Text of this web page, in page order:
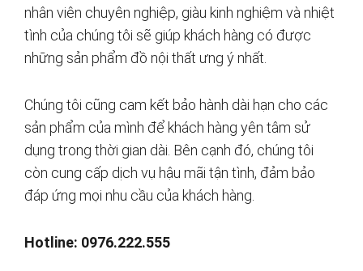
nhân viên chuyên nghiệp, giàu kinh nghiệm và nhiệt
tình của chúng tôi sẽ giúp khách hàng có được
những sản phẩm đồ nội thất ưng ý nhất.
Chúng tôi cũng cam kết bảo hành dài hạn cho các
sản phẩm của mình để khách hàng yên tâm sử
dụng trong thời gian dài. Bên cạnh đó, chúng tôi
còn cung cấp dịch vụ hậu mãi tận tình, đảm bảo
đáp ứng mọi nhu cầu của khách hàng.
Hotline: 0976.222.555